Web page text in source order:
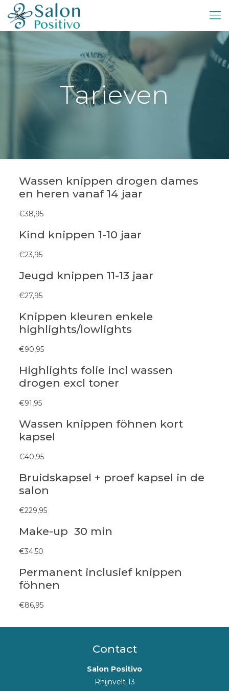
Tarieven
Wassen knippen drogen dames
en heren vanaf 14 jaar
€38,95
Kind knippen 1-10 jaar
€23,95
Jeugd knippen 11-13 jaar
€27,95
Knippen kleuren enkele
highlights/lowlights
€90,95
Highlights folie incl wassen
drogen excl toner
€91,95
Wassen knippen föhnen kort
kapsel
€40,95
Bruidskapsel + proef kapsel in de
salon
€229,95
Make-up 30 min
€34,50
Permanent inclusief knippen
föhnen
€86,95
Contact
Salon Positivo
Rhijnvelt 13